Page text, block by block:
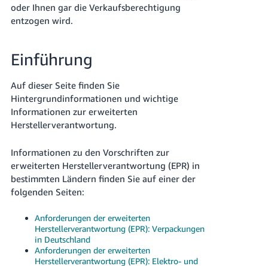
한
어
-
KR
oder Ihnen gar die Verkaufsberechtigung
entzogen wird.
Einführung
Auf dieser Seite finden Sie
Hintergrundinformationen und wichtige
Informationen zur erweiterten
Herstellerverantwortung.
Informationen zu den Vorschriften zur
erweiterten Herstellerverantwortung (EPR) in
bestimmten Ländern finden Sie auf einer der
folgenden Seiten:
Anforderungen der erweiterten
Herstellerverantwortung (EPR): Verpackungen
in Deutschland
Anforderungen der erweiterten
Herstellerverantwortung (EPR): Elektro- und